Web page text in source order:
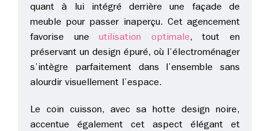
quant à lui intégré derrière une façade de
meuble pour passer inaperçu. Cet agencement
favorise uneutilisation optimale, tout en
préservant un design épuré, où l’électroménager
s’intègre parfaitement dans l’ensemble sans
alourdir visuellement l’espace.
Le coin cuisson, avec sa hotte design noire,
accentue également cet aspect élégant et